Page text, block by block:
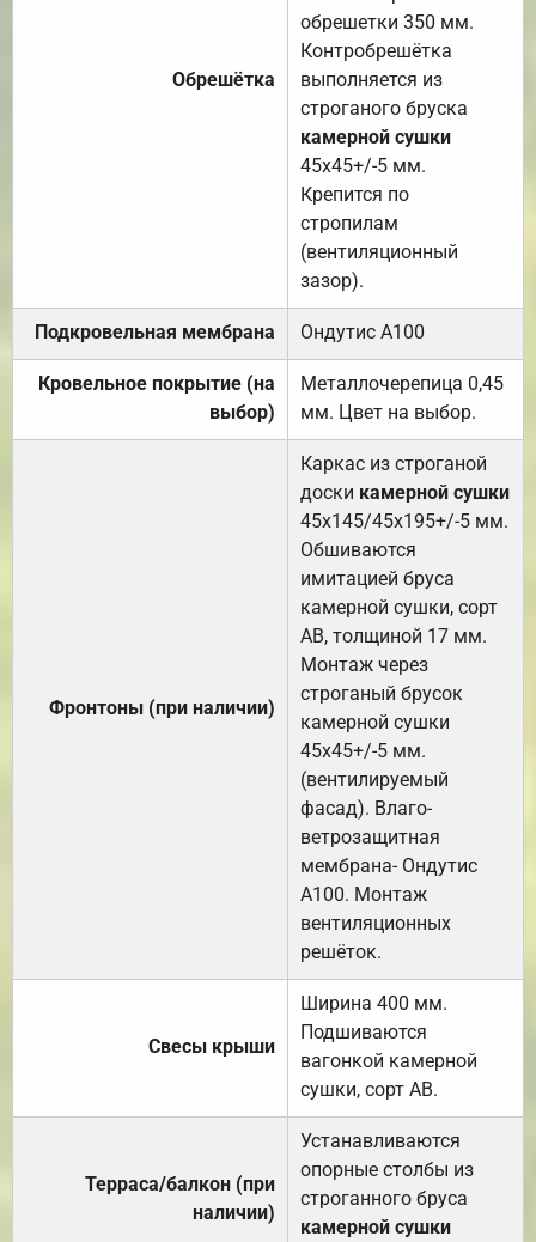
Обрешётка
обрешетки 350 мм.
Контробрешётка
выполняется из
строганого бруска
камерной сушки
45х45+/-5 мм.
Крепится по
стропилам
(вентиляционный
зазор).
Подкровельная мембрана Ондутис А100
Кровельное покрытие (на
выбор)
Металлочерепица 0,45
мм. Цвет на выбор.
Фронтоны (при наличии)
Каркас из строганой
доски камерной сушки
45х145/45х195+/-5 мм.
Обшиваются
имитацией бруса
камерной сушки, сорт
АВ, толщиной 17 мм.
Монтаж через
строганый брусок
камерной сушки
45х45+/-5 мм.
(вентилируемый
фасад). Влаго-
ветрозащитная
мембрана- Ондутис
А100. Монтаж
вентиляционных
решёток.
Свесы крыши
Ширина 400 мм.
Подшиваются
вагонкой камерной
сушки, сорт АВ.
Терраса/балкон (при
наличии)
Устанавливаются
опорные столбы из
строганного бруса
камерной сушки